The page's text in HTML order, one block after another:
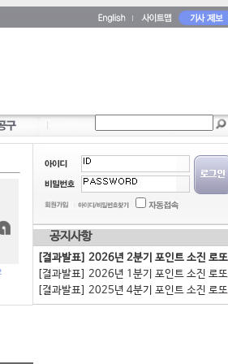
공지사항
[결과발표] 2026년 2분기 포인트 소진 로또
[결과발표] 2026년 1분기 포인트 소진 로또
[결과발표] 2025년 4분기 포인트 소진 로또